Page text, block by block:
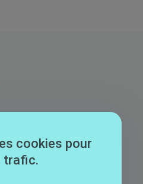
cookies pour
trafic.